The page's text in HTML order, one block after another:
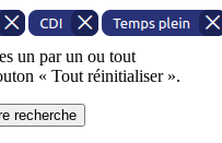
un par un ou tout
« Tout réinitialiser ».
recherche